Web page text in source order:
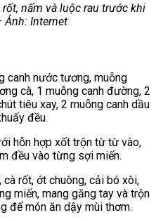
nấm và luộc rau trước khi
Ảnh: Internet
canh nước tương, muỗng
cà, 1 muỗng canh đường, 2
tiêu xay, 2 muỗng canh dầu
đều.
hỗn hợp xốt trộn từ từ vào,
đều vào từng sợi miến.
cà rốt, ớt chuông, cải bó xôi,
miến, mang găng tay và trộn
để món ăn dậy mùi thơm.